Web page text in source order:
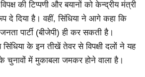
की टिप्पणी और बयानों को केन्द्रीय मंत्री
दे दिया है। वहीं, सिंधिया ने आगे कहा कि
पार्टी (बीजेपी) ही कर सकती है।
सिंधिया के इन तीखें तेवर से विपक्षी दलों ने यह
चुनावों में मुकाबला जमकर होने वाला है।